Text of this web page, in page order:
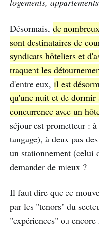
Désormais, de
sont destinataires de
syndicats hôteliers et
traquent les
d'entre eux, il est
qu'une nuit et de dormir
concurrence avec un
séjour est prometteur :
tangage), à deux pas
un stationnement (celui
demander de mieux ?
Il faut dire que ce
par les "tenors" du
"expériences" ou